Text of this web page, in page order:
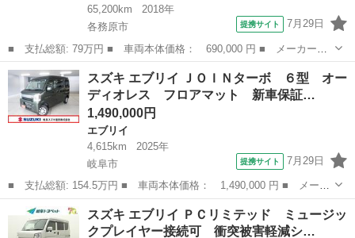
65,200km
2018年
各務原市
提携サイト 7月29日
■ 支払総額: 79万円 ■ 車両本体価格： 690,000 円 ■ メーカー
名： スズキ ■ 車種名： エブリイ ■ グレード名： 特別仕様
車 レーダーブレーキサポート キーレス インパネ５ＡＧＳ タイ
ヤ４本新品 ＰＷ...
岐阜 各務原市 エブリイ
スズキ エブリイ ＪＯＩＮターボ ６型 オー
ディオレス フロアマット 新車保証…
1,490,000円
エブリイ
4,615km
2025年
岐阜市
提携サイト 7月29日
■ 支払総額: 154.5万円 ■ 車両本体価格： 1,490,000 円 ■ メーカ
ー名： スズキ ■ 車種名： エブリイ ■ グレード名： ＪＯＩＮ
ターボ ６型 オーディオレス フロアマット 新車保証 認定中古
車 セー...
岐阜 岐阜市 エブリイ
スズキ エブリイ ＰＣリミテッド ミュージッ
クプレイヤー接続可 衝突被害軽減シ…